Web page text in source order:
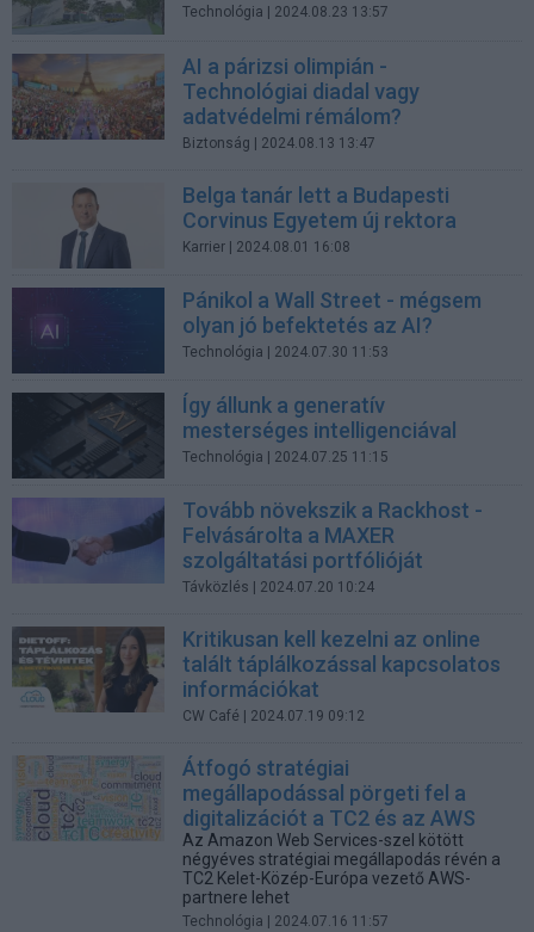
Technológia | 2024.08.23 13:57
AI a párizsi olimpián -
Technológiai diadal vagy
adatvédelmi rémálom?
Biztonság | 2024.08.13 13:47
Belga tanár lett a Budapesti
Corvinus Egyetem új rektora
Karrier | 2024.08.01 16:08
Pánikol a Wall Street - mégsem
olyan jó befektetés az AI?
Technológia | 2024.07.30 11:53
Így állunk a generatív
mesterséges intelligenciával
Technológia | 2024.07.25 11:15
Tovább növekszik a Rackhost -
Felvásárolta a MAXER
szolgáltatási portfólióját
Távközlés | 2024.07.20 10:24
Kritikusan kell kezelni az online
talált táplálkozással kapcsolatos
információkat
CW Café | 2024.07.19 09:12
Átfogó stratégiai
megállapodással pörgeti fel a
digitalizációt a TC2 és az AWS
Az Amazon Web Services-szel kötött
négyéves stratégiai megállapodás révén a
TC2 Kelet-Közép-Európa vezető AWS-
partnere lehet
Technológia | 2024.07.16 11:57